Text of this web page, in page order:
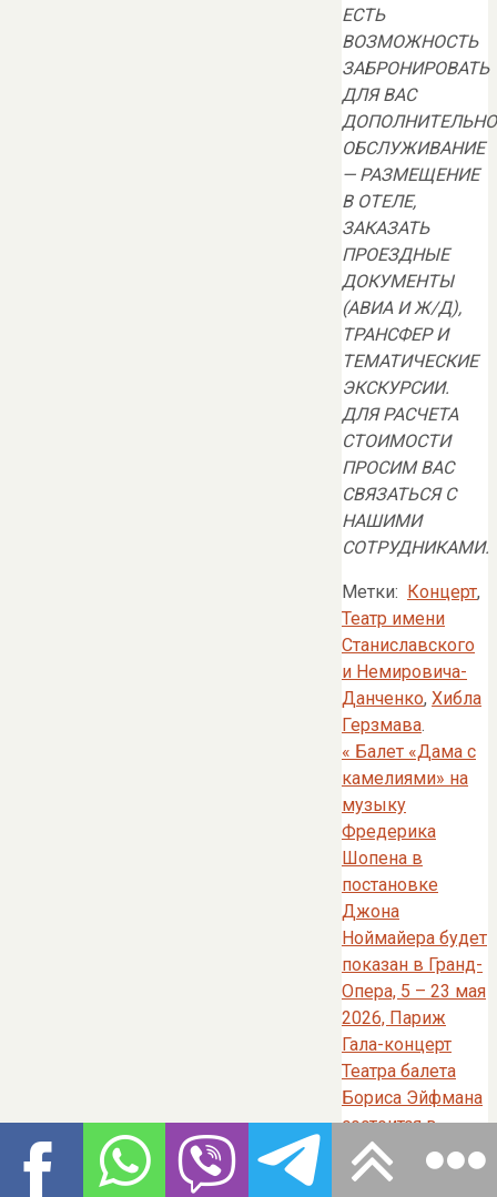
ЕСТЬ
ВОЗМОЖНОСТЬ
ЗАБРОНИРОВАТЬ
ДЛЯ ВАС
ОБСЛУЖИВАНИЕ
— РАЗМЕЩЕНИЕ
В ОТЕЛЕ,
ЗАКАЗАТЬ
ПРОЕЗДНЫЕ
ДОКУМЕНТЫ
(АВИА И Ж/Д),
ТРАНСФЕР И
ТЕМАТИЧЕСКИЕ
ЭКСКУРСИИ.
ДЛЯ РАСЧЕТА
СТОИМОСТИ
ПРОСИМ ВАС
СВЯЗАТЬСЯ С
НАШИМИ
СОТРУДНИКАМИ.
Метки: Концерт,
Театр имени
Станиславского
и Немировича-
Данченко, Хибла
Герзмава.
« Балет «Дама с
камелиями» на
музыку
Фредерика
Шопена в
постановке
Джона
Ноймайера будет
показан в Гранд-
Опера, 5 – 23 мая
2026, Париж
Гала-концерт
Театра балета
Бориса Эйфмана
состоится в
Государственном
Кремлёвском